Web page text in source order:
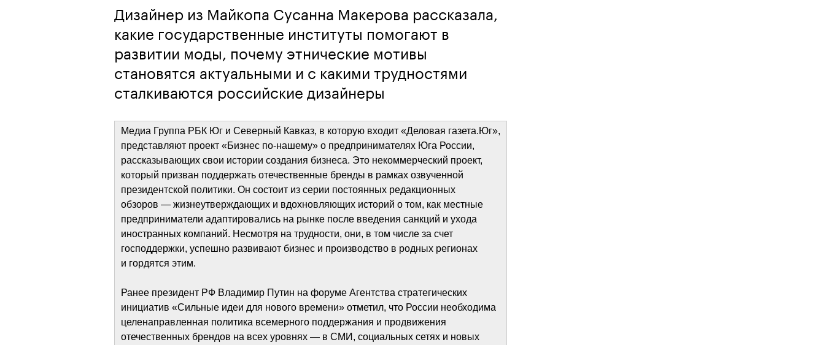
Дизайнер из Майкопа Сусанна Макерова рассказала,
какие государственные институты помогают в
развитии моды, почему этнические мотивы
становятся актуальными и с какими трудностями
сталкиваются российские дизайнеры
Медиа Группа РБК Юг и Северный Кавказ, в которую входит «Деловая газета.Юг»,
представляют проект «Бизнес по-нашему» о предпринимателях Юга России,
рассказывающих свои истории создания бизнеса. Это некоммерческий проект,
который призван поддержать отечественные бренды в рамках озвученной
президентской политики. Он состоит из серии постоянных редакционных
обзоров — жизнеутверждающих и вдохновляющих историй о том, как местные
предприниматели адаптировались на рынке после введения санкций и ухода
иностранных компаний. Несмотря на трудности, они, в том числе за счет
господдержки, успешно развивают бизнес и производство в родных регионах
и гордятся этим.
Ранее президент РФ Владимир Путин на форуме Агентства стратегических
инициатив «Сильные идеи для нового времени» отметил, что России необходима
целенаправленная политика всемерного поддержания и продвижения
отечественных брендов на всех уровнях — в СМИ, социальных сетях и новых